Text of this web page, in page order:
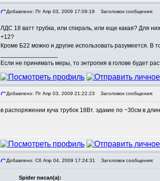
Добавлено: Пт Апр 03, 2009 17:09:19 Заголовок сообщения:
ЛДС 18 ватт трубка, или спираль, или еще какая? Для
+12?
Кроме Б22 можно и другие использовать разумеется. В
Если не принимать меры, то энтропия в голове будет
Добавлено: Пт Апр 03, 2009 21:22:23 Заголовок сообщения:
в распоряжении куча трубок 18Вт. эдакие по ~30см в
Добавлено: Сб Апр 04, 2009 17:24:31 Заголовок сообщения:
Spider писал(а):